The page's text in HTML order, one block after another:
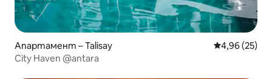
Апартамент – Talisay Средна
4,96 (25)
City Haven @antara